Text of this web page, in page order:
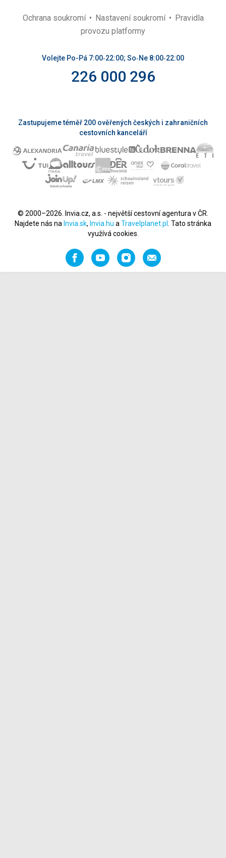
Ochrana soukromí Nastavení soukromí
Pravidla
provozu platformy
Volejte Po-Pá 7:00‑22:00; So‑Ne 8:00‑22:00
226 000 296
Zastupujeme téměř 200 ověřených českých i zahraničních
cestovních kanceláří
© 2000–2026. Invia.cz, a.s. - největší cestovní agentura v ČR.
Najdete nás na Invia.sk, Invia.hu a Travelplanet.pl
. Tato stránka
využívá cookies.
FacebookYouTubeInstagramNapište
nám